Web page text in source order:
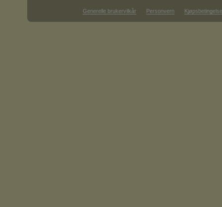
Generelle brukervilkår Personvern